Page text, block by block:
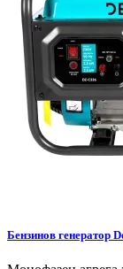
Бензинов генератор